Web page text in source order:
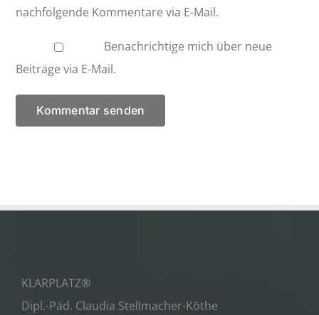
nachfolgende Kommentare via E-Mail.
Benachrichtige mich über neue
Beiträge via E-Mail.
KLARPLATZ®
Dipl.-Päd. Claudia Stellmacher-Köthe